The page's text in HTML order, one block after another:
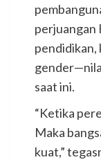
perjuangan
pendidikan,
saat ini.
“Ketika
Maka
kuat,”